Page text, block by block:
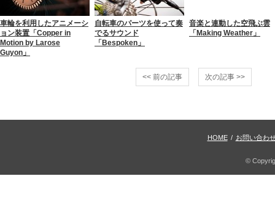
車輪を利用したアニメーシ
ョン装置「Copper in
Motion by Larose
Guyon」
自転車のパーツを使って奏
でるサウンド
「Bespoken」
音楽と連動した空飛ぶ雲
「Making Weather」
<< 前の記事 次の記事 >>
HOME / お問い合わ
©